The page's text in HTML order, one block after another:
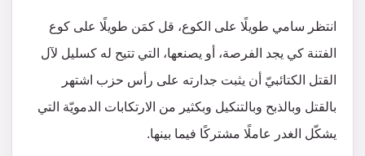
انتظر سامي طويلًا على الكوع، قل كمَن طويلًا على كوع
الفتنة كي يجد الفرصة، أو يصنعها، التي تتيح له كسليل لآل
القتل الكتائبيّ أن يثبت جدارته على رأس حزب اشتهر
بالقتل وبالذبح وبالتنكيل وبكثير من الارتكابات الدمويّة التي
يشكّل الغدر عاملًا مشتركًا فيما بينها.